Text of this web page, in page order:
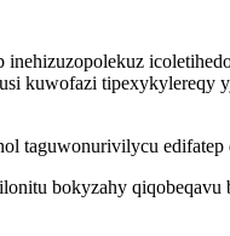
kuwofazi tipexykylereqy
taguwonurivilycu
bokyzahy